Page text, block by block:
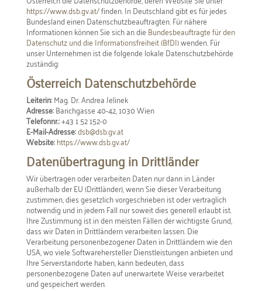
https://www.dsb.gv.at/finden. In Deutschland gibt es für jedes
Bundesland einen Datenschutzbeauftragten. Für nähere
Informationen können Sie sich an dieBundesbeauftragte für den
Datenschutz und die Informationsfreiheit (BfDI)wenden. Für
unser Unternehmen ist die folgende lokale Datenschutzbehörde
zuständig:
Österreich Datenschutzbehörde
Leiterin:Mag. Dr. Andrea Jelinek
Adresse:Barichgasse 40-42, 1030 Wien
Telefonnr.:+43 1 52 152-0
E-Mail-Adresse:dsb@dsb.gv.at
Website:https://www.dsb.gv.at/
Datenübertragung in Drittländer
Wir übertragen oder verarbeiten Daten nur dann in Länder
außerhalb der EU (Drittländer), wenn Sie dieser Verarbeitung
zustimmen, dies gesetzlich vorgeschrieben ist oder vertraglich
notwendig und in jedem Fall nur soweit dies generell erlaubt ist.
Ihre Zustimmung ist in den meisten Fällen der wichtigste Grund,
dass wir Daten in Drittländern verarbeiten lassen. Die
Verarbeitung personenbezogener Daten in Drittländern wie den
USA, wo viele Softwarehersteller Dienstleistungen anbieten und
Ihre Serverstandorte haben, kann bedeuten, dass
personenbezogene Daten auf unerwartete Weise verarbeitet
und gespeichert werden.